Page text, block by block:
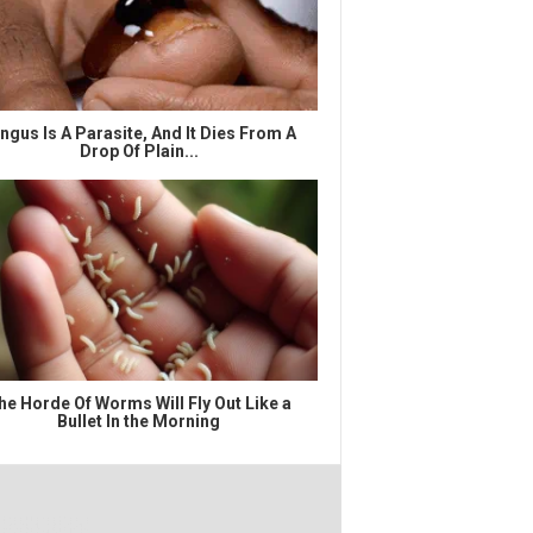
Is A Parasite, And It Dies From A
Drop Of Plain...
Horde Of Worms Will Fly Out Like a
Bullet In the Morning